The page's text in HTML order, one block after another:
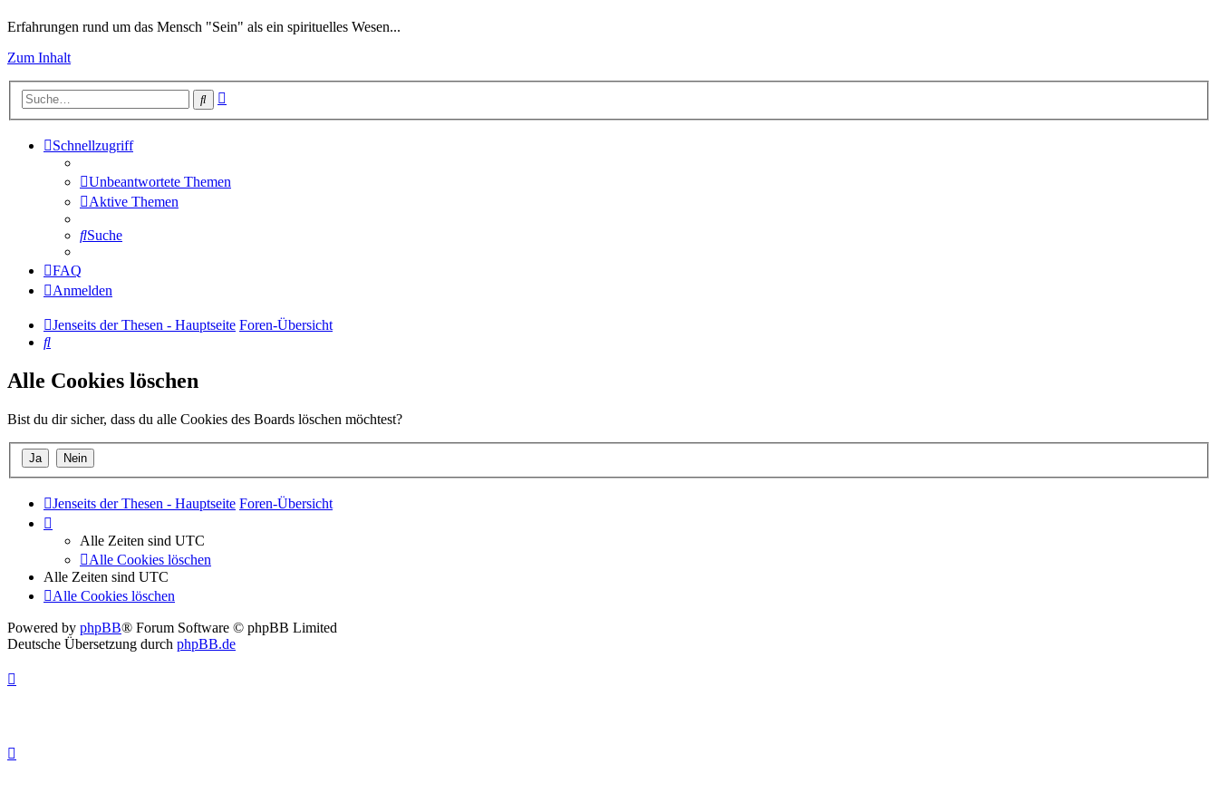
Erfahrungen rund um das Mensch "Sein" als ein spirituelles Wesen...
Zum Inhalt
Suche
Schnellzugriff
Unbeantwortete Themen
Aktive Themen
Suche
FAQ
Anmelden
Jenseits der Thesen - Hauptseite Foren-Übersicht
Suche
Alle Cookies löschen
Bist du dir sicher, dass du alle Cookies des Boards löschen möchtest?
Jenseits der Thesen - Hauptseite Foren-Übersicht
Alle Zeiten sind UTC
Alle Cookies löschen
Alle Zeiten sind UTC
Alle Cookies löschen
Powered by phpBB® Forum Software © phpBB Limited
Deutsche Übersetzung durch phpBB.de